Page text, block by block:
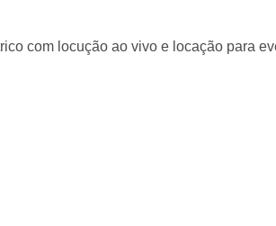
com locução ao vivo e locação para